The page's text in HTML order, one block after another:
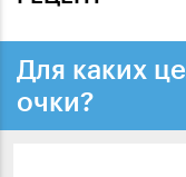
Для каких
очки?